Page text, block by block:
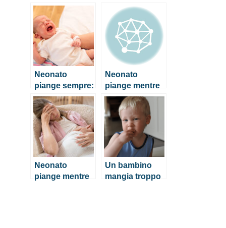
piangono
come fare per
calmarlo
Neonato
piange sempre:
come fare per
calmarlo
Neonato
piange mentre
mangia, cosa
fare?
Neonato
piange mentre
Un bambino
mangia troppo